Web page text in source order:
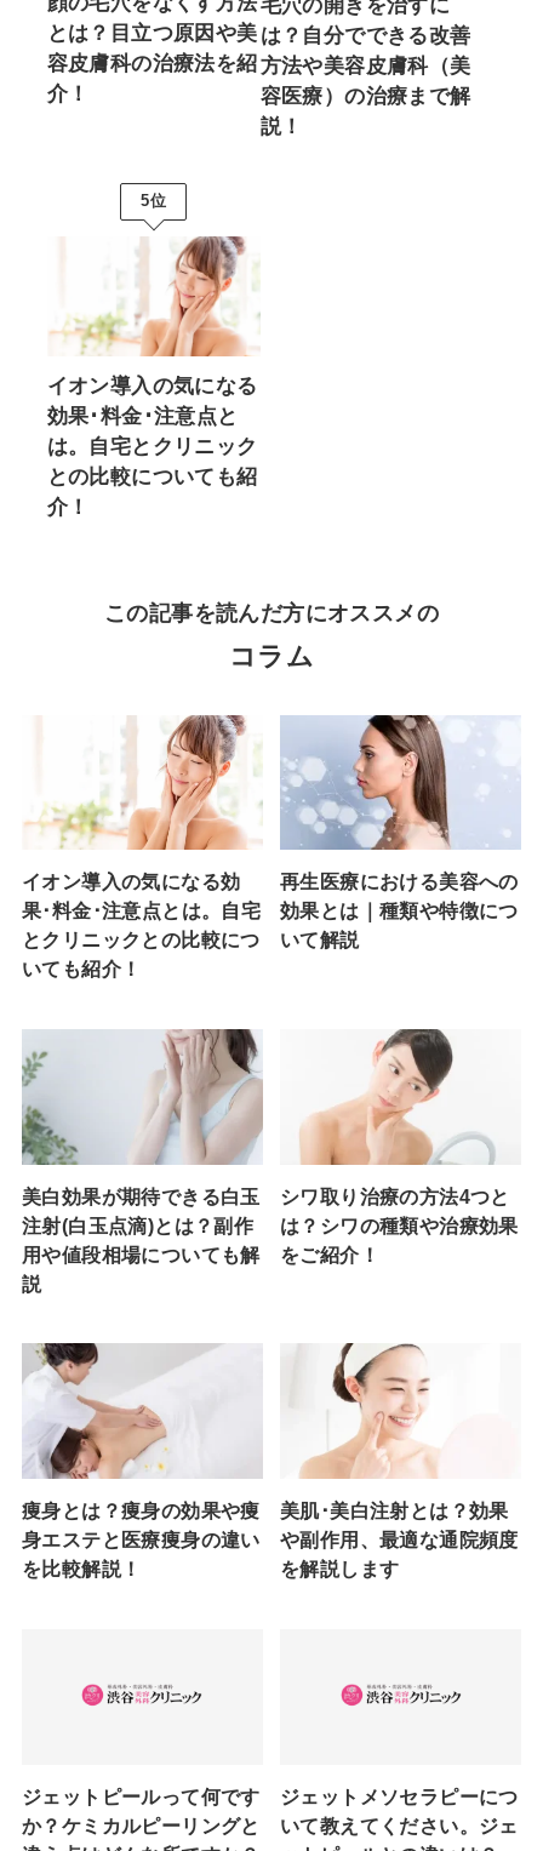
とは？目立つ原因や美
容皮膚科の治療法を紹
介！
毛穴の開きを治すに
は？自分でできる改善
方法や美容皮膚科（美
容医療）の治療まで解
説！
5位
イオン導入の気になる
効果･料金･注意点と
は。自宅とクリニック
との比較についても紹
介！
この記事を読んだ方にオススメの
コラム
イオン導入の気になる効
果･料金･注意点とは。自宅
とクリニックとの比較につ
いても紹介！
再生医療における美容への
効果とは｜種類や特徴につ
いて解説
美白効果が期待できる白玉
注射(白玉点滴)とは？副作
用や値段相場についても解
説
シワ取り治療の方法4つと
は？シワの種類や治療効果
をご紹介！
痩身とは？痩身の効果や痩
身エステと医療痩身の違い
を比較解説！
美肌･美白注射とは？効果
や副作用、最適な通院頻度
を解説します
ジェットピールって何です
か？ケミカルピーリングと
ジェットメソセラピーにつ
いて教えてください。ジェ